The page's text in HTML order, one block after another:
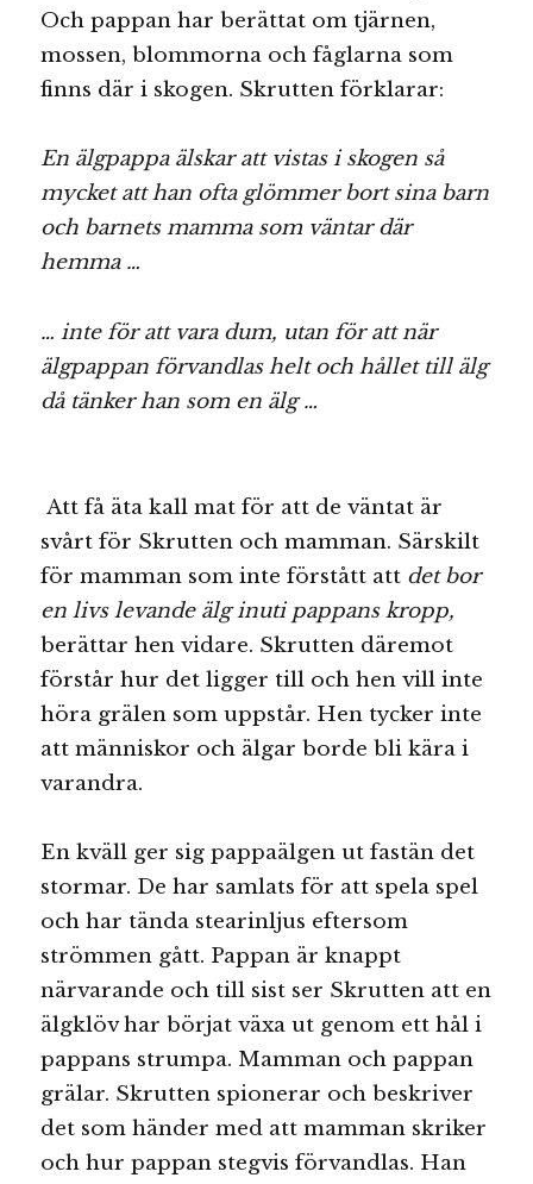
Och pappan har berättat om tjärnen,
mossen, blommorna och fåglarna som
finns där i skogen. Skrutten förklarar:
En älgpappa älskar att vistas i skogen så
mycket att han ofta glömmer bort sina barn
och barnets mamma som väntar där
hemma …
… inte för att vara dum, utan för att när
älgpappan förvandlas helt och hållet till älg
då tänker han som en älg …
Att få äta kall mat för att de väntat är
svårt för Skrutten och mamman. Särskilt
för mamman som inte förstått att det bor
en livs levande älg inuti pappans kropp,
berättar hen vidare. Skrutten däremot
förstår hur det ligger till och hen vill inte
höra grälen som uppstår. Hen tycker inte
att människor och älgar borde bli kära i
varandra.
En kväll ger sig pappaälgen ut fastän det
stormar. De har samlats för att spela spel
och har tända stearinljus eftersom
strömmen gått. Pappan är knappt
närvarande och till sist ser Skrutten att en
älgklöv har börjat växa ut genom ett hål i
pappans strumpa. Mamman och pappan
grälar. Skrutten spionerar och beskriver
det som händer med att mamman skriker
och hur pappan stegvis förvandlas. Han